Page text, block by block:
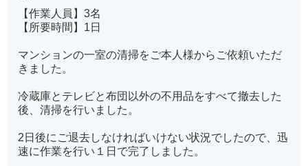
【作業人員】3名
【所要時間】1日
マンションの一室の清掃をご本人様からご依頼いただ
きました。
冷蔵庫とテレビと布団以外の不用品をすべて撤去した
後、清掃を行いました。
2日後にご退去しなければいけない状況でしたので、迅
速に作業を行い１日で完了しました。